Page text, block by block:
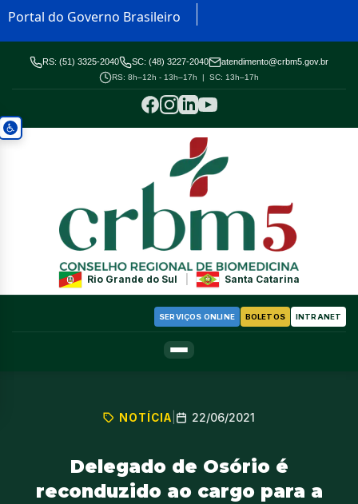
Portal do Governo Brasileiro
RS: (51) 3325-2040 SC: (48) 3227-2040 atendimento@crbm5.gov.br
RS: 8h–12h - 13h–17h | SC: 13h–17h
Rio Grande do Sul Santa Catarina
SERVIÇOS ONLINE BOLETOS INTRANET
NOTÍCIA 22/06/2021
Delegado de Osório é
reconduzido ao cargo para a